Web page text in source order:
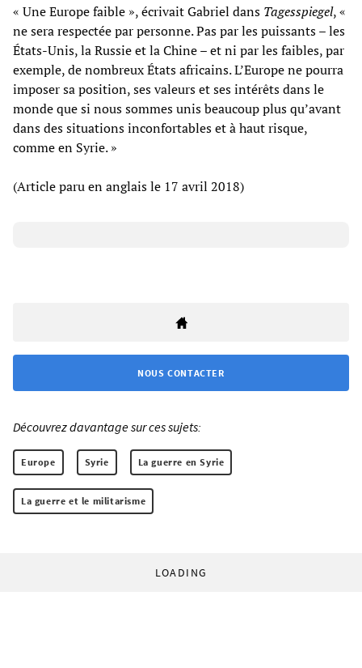
« Une Europe faible », écrivait Gabriel dans Tagesspiegel, «
ne sera respectée par personne. Pas par les puissants – les
États-Unis, la Russie et la Chine – et ni par les faibles, par
exemple, de nombreux États africains. L’Europe ne pourra
imposer sa position, ses valeurs et ses intérêts dans le
monde que si nous sommes unis beaucoup plus qu’avant
dans des situations inconfortables et à haut risque,
comme en Syrie. »
(Article paru en anglais le 17 avril 2018)
NOUS CONTACTER
Découvrez davantage sur ces sujets:
Europe Syrie La guerre en Syrie
La guerre et le militarisme
LOADING